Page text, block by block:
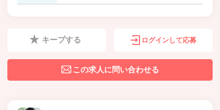
キープする ログインして応募
この求人に問い合わせる